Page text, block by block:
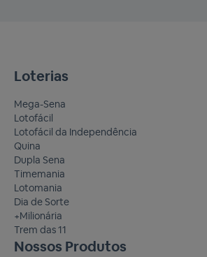
Loterias
Mega-Sena
Lotofácil
Lotofácil da Independência
Quina
Dupla Sena
Timemania
Lotomania
Dia de Sorte
+Milionária
Trem das 11
Nossos Produtos